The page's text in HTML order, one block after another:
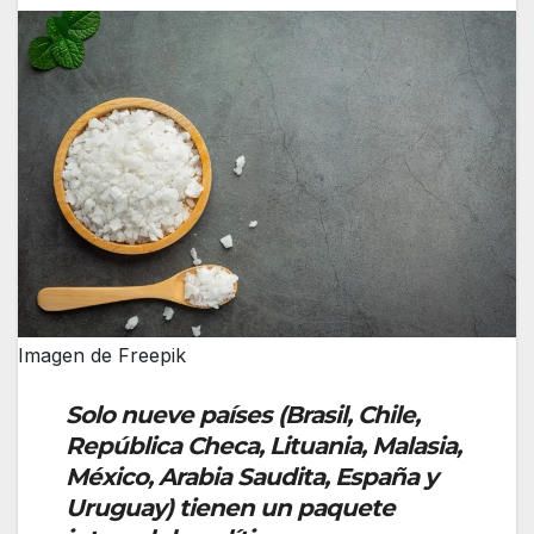
Imagen de Freepik
Solo nueve países (Brasil, Chile,
República Checa, Lituania, Malasia,
México, Arabia Saudita, España y
Uruguay) tienen un paquete